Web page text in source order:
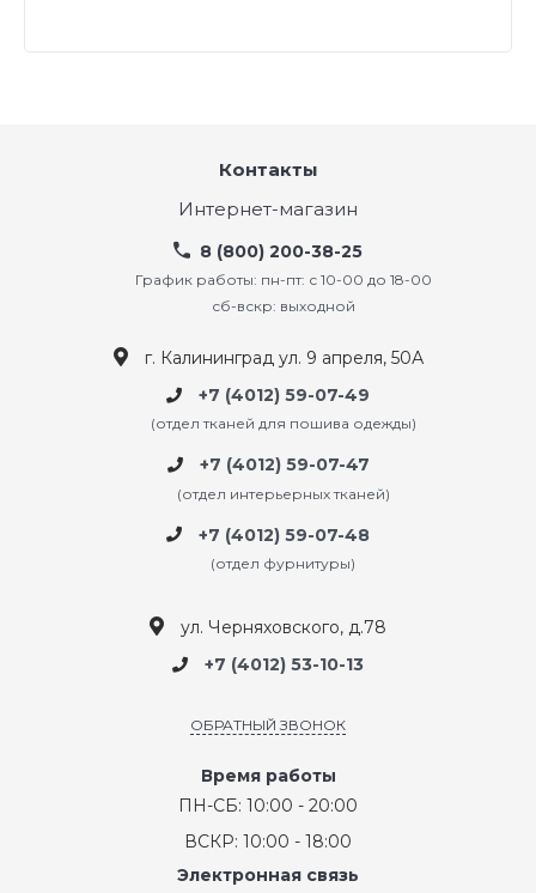
Контакты
Интернет-магазин
8 (800) 200-38-25
График работы: пн-пт: с 10-00 до 18-00
сб-вскр: выходной
г. Калининград ул. 9 апреля, 50А
+7 (4012) 59-07-49
(отдел тканей для пошива одежды)
+7 (4012) 59-07-47
(отдел интерьерных тканей)
+7 (4012) 59-07-48
(отдел фурнитуры)
ул. Черняховского, д.78
+7 (4012) 53-10-13
ОБРАТНЫЙ ЗВОНОК
Время работы
ПН-СБ: 10:00 - 20:00
ВСКР: 10:00 - 18:00
Электронная связь